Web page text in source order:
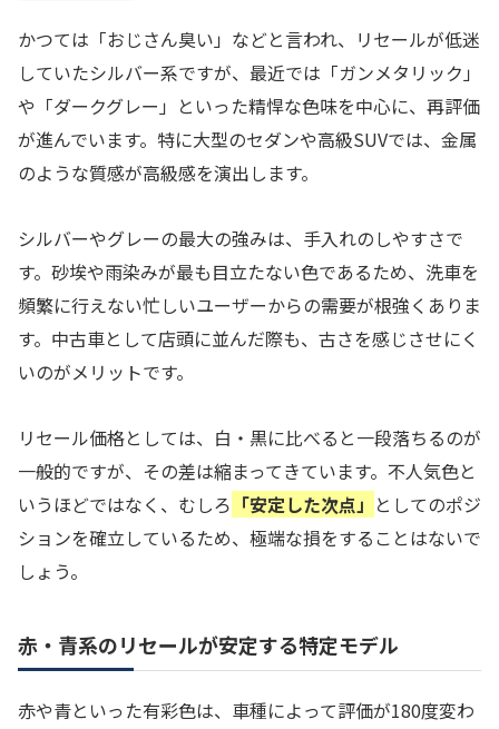
かつては「おじさん臭い」などと言われ、リセールが低迷
していたシルバー系ですが、最近では「ガンメタリック」
や「ダークグレー」といった精悍な色味を中心に、再評価
が進んでいます。特に大型のセダンや高級SUVでは、金属
のような質感が高級感を演出します。
シルバーやグレーの最大の強みは、手入れのしやすさで
す。砂埃や雨染みが最も目立たない色であるため、洗車を
頻繁に行えない忙しいユーザーからの需要が根強くありま
す。中古車として店頭に並んだ際も、古さを感じさせにく
いのがメリットです。
リセール価格としては、白・黒に比べると一段落ちるのが
一般的ですが、その差は縮まってきています。不人気色と
いうほどではなく、むしろ 「安定した次点」 としてのポジ
ションを確立しているため、極端な損をすることはないで
しょう。
赤・青系のリセールが安定する特定モデル
赤や青といった有彩色は、車種によって評価が180度変わ